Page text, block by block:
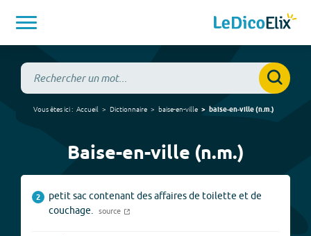
Vous êtes ici : Accueil Dictionnaire baise-en-ville baise-en-ville(n.m.)
Baise-en-ville (n.m.)
2
petit sac contenant des affaires de toilette et de
couchage.
source